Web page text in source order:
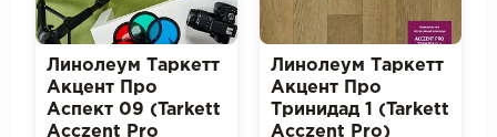
Линолеум Таркетт
Акцент Про
Аспект 09 (Tarkett
Acczent Pro
Линолеум Таркетт
Акцент Про
Тринидад 1 (Tarkett
Acczent Pro)